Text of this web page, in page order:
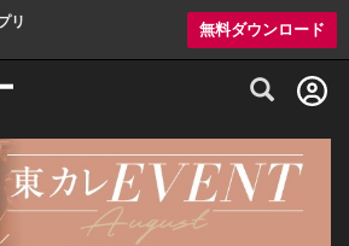
リ 無料ダウンロード
グルメ情報・プレミアムレストラン予約